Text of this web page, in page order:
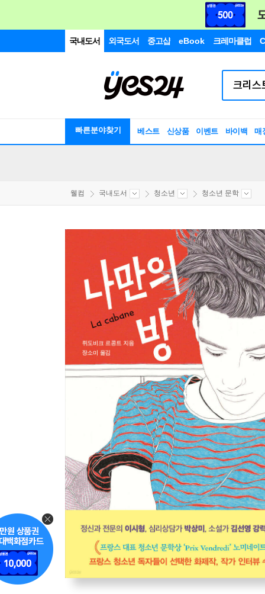
국내도서 외국도서 중고샵 eBook 크레마클럽
빠른분야찾기 베스트 신상품 이벤트 바이백 매
웰컴 국내도서 청소년 청소년 문학